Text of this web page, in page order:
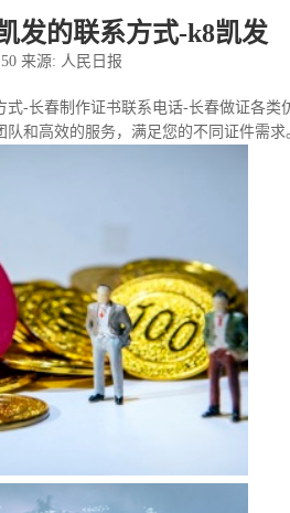
发的联系方式-k8凯发
来源: 人民日报
-长春制作证书联系电话-长春做证各
队和高效的服务，满足您的不同证件需